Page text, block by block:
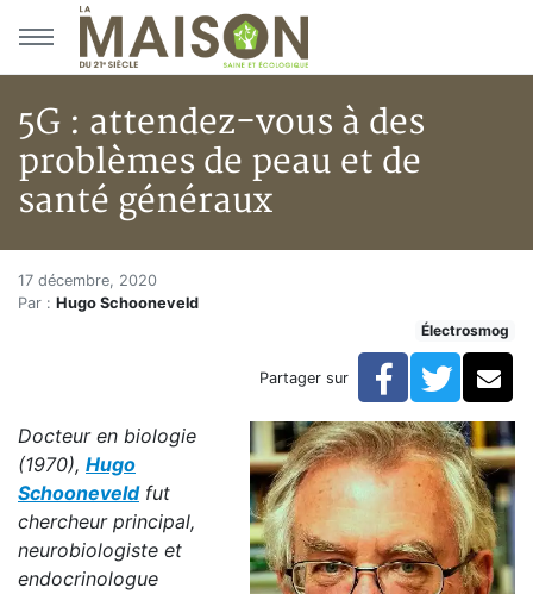
Aller au menu principal
Aller au contenu principal
5G : attendez-vous à des
problèmes de peau et de
santé généraux
Accueil
Articles
5G : attendez-vous à des problèmes de peau et de
5G : attendez-vous à des
17 décembre, 2020
Par : Hugo Schooneveld
Électrosmog
Partager sur Facebook
Docteur en biologie
(1970), Hugo
Schooneveldfut
chercheur principal,
neurobiologiste et
endocrinologue